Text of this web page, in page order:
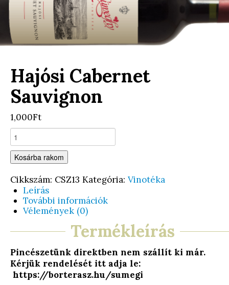
Hajósi Cabernet
Sauvignon
1,000Ft
Kosárba rakom
Cikkszám: CSZ13 Kategória: Vinotéka
Leírás
További információk
Vélemények (0)
Termékleírás
Pincészetünk direktben nem szállít ki már.
Kérjük rendelését itt adja le:
https://borterasz.hu/sumegi